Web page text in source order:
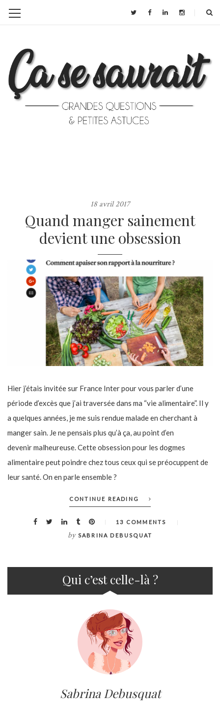
18 avril 2017
Quand manger sainement
devient une obsession
Hier j’étais invitée sur France Inter pour vous parler d’une
période d’excès que j’ai traversée dans ma “vie alimentaire”. Il y
a quelques années, je me suis rendue malade en cherchant à
manger sain. Je ne pensais plus qu’à ça, au point d’en
devenir malheureuse. Cette obsession pour les dogmes
alimentaire peut poindre chez tous ceux qui se préocuppent de
leur santé. On en parle ensemble ?
CONTINUE READING
13 COMMENTS
by SABRINA DEBUSQUAT
Qui c’est celle-là ?
Sabrina Debusquat